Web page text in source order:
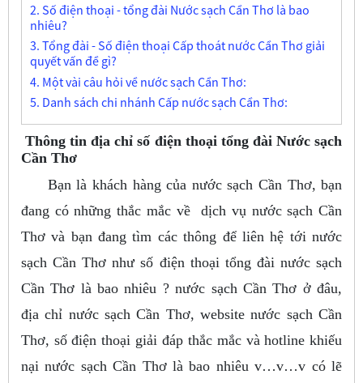
2. Số điện thoại - tổng đài Nước sạch Cần Thơ là bao
nhiêu?
3. Tổng đài - Số điện thoại Cấp thoát nước Cần Thơ giải
quyết vấn đề gì?
4. Một vài câu hỏi về nước sạch Cần Thơ:
5. Danh sách chi nhánh Cấp nước sạch Cần Thơ:
Thông tin địa chỉ số điện thoại tổng đài Nước sạch
Cần Thơ
Bạn là khách hàng của nước sạch Cần Thơ, bạn
đang có những thắc mắc về dịch vụ nước sạch Cần
Thơ và bạn đang tìm các thông để liên hệ tới nước
sạch Cần Thơ như số điện thoại tổng đài nước sạch
Cần Thơ là bao nhiêu ? nước sạch Cần Thơ ở đâu,
địa chỉ nước sạch Cần Thơ, website nước sạch Cần
Thơ, số điện thoại giải đáp thắc mắc và hotline khiếu
nại nước sạch Cần Thơ là bao nhiêu v…v…v có lẽ